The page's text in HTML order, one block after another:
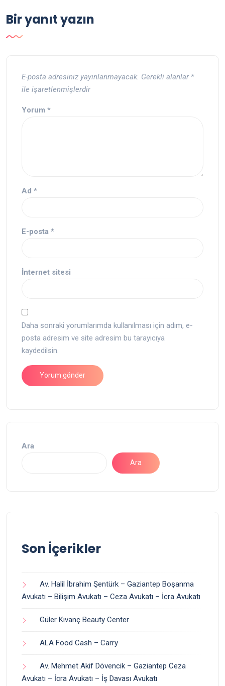
Bir yanıt yazın
E-posta adresiniz yayınlanmayacak. Gerekli alanlar *
ile işaretlenmişlerdir
Yorum *
Ad *
E-posta *
İnternet sitesi
Daha sonraki yorumlarımda kullanılması için adım, e-
posta adresim ve site adresim bu tarayıcıya
kaydedilsin.
Ara
Ara
Son İçerikler
Av. Halil İbrahim Şentürk – Gaziantep Boşanma
Avukatı – Bilişim Avukatı – Ceza Avukatı – İcra Avukatı
Güler Kıvanç Beauty Center
ALA Food Cash – Carry
Av. Mehmet Akif Dövencik – Gaziantep Ceza
Avukatı – İcra Avukatı – İş Davası Avukatı